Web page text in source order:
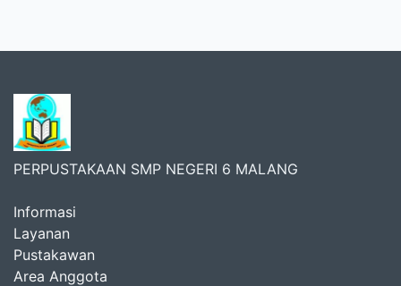
PERPUSTAKAAN SMP NEGERI 6 MALANG
Informasi
Layanan
Pustakawan
Area Anggota